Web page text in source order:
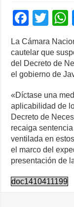
F
a
c
e
b
o
o
k
T
wi
tt
er
La Cámara
cautelar que
del Decreto de
el gobierno de
«Díctase una
aplicabilidad de
Decreto de
recaiga
ventilada en
el marco del
presentación de
doc1410411199